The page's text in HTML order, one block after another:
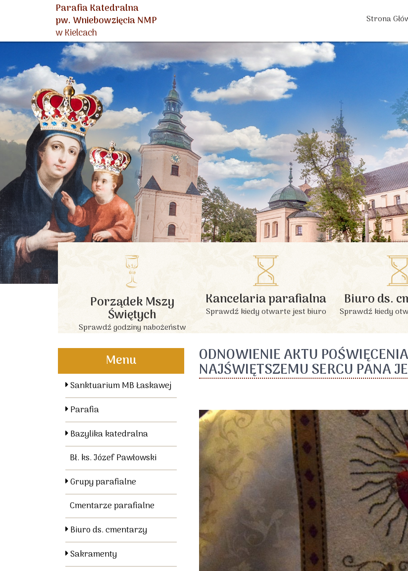
Parafia Katedralna
pw. Wniebowzięcia NMP
w Kielcach
Strona
Porządek Mszy
Świętych
Sprawdź godziny nabożeństw
Kancelaria parafialna
Sprawdź kiedy otwarte jest biuro
Biuro ds.
Sprawdź kiedy
Menu
Sanktuarium MB Łaskawej
Parafia
Bazylika katedralna
Bł. ks. Józef Pawłowski
Grupy parafialne
Cmentarze parafialne
Biuro ds. cmentarzy
Sakramenty
ODNOWIENIE AKTU
NAJŚWIĘTSZEMU SERCU PANA